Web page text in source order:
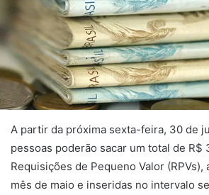
A partir da próxima sexta-feira, 30 de
pessoas poderão sacar um total de R$
Requisições de Pequeno Valor (RPVs),
mês de maio e inseridas no intervalo